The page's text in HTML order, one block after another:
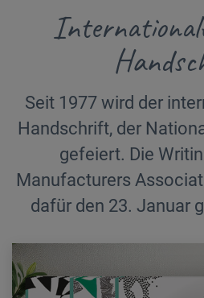
Seit 1977 wird der
Handschrift, der
gefeiert. Die
Manufacturers
dafür den 23. Januar